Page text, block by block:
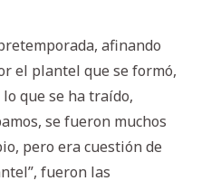
afinando
el plantel que se formó,
que se ha traído,
se fueron muchos
pero era cuestión de
fueron las